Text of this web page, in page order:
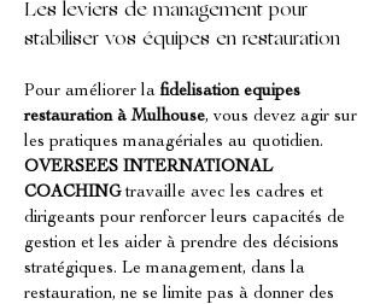
Les leviers de management pour
stabiliser vos équipes en restauration
Pour améliorer la fidelisation equipes
restauration à Mulhouse, vous devez agir sur
les pratiques managériales au quotidien.
OVERSEES INTERNATIONAL
COACHING travaille avec les cadres et
dirigeants pour renforcer leurs capacités de
gestion et les aider à prendre des décisions
stratégiques. Le management, dans la
restauration, ne se limite pas à donner des